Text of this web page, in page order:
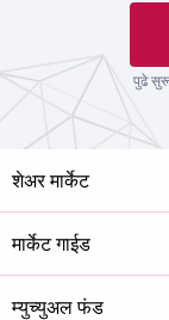
पुढे सुरू
शेअर मार्केट
मार्केट गाईड
म्युच्युअल फंड